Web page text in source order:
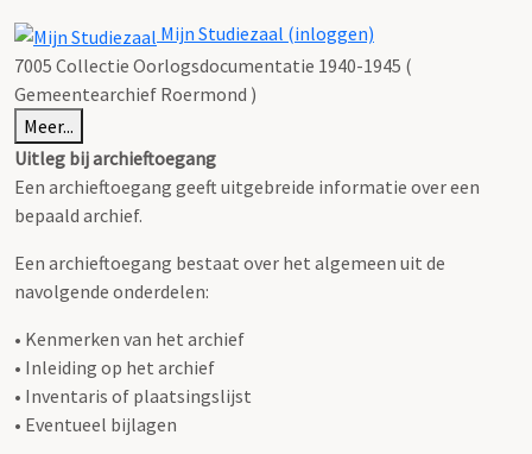
Mijn Studiezaal (inloggen)
7005 Collectie Oorlogsdocumentatie 1940-1945 (
Gemeentearchief Roermond )
Meer...
Uitleg bij archieftoegang
Een archieftoegang geeft uitgebreide informatie over een
bepaald archief.
Een archieftoegang bestaat over het algemeen uit de
navolgende onderdelen:
• Kenmerken van het archief
• Inleiding op het archief
• Inventaris of plaatsingslijst
• Eventueel bijlagen